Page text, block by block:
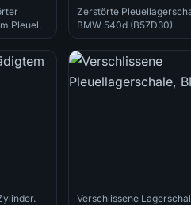
Pleuel.
Zerstörte
BMW 540d (B57D30).
Verschlissene